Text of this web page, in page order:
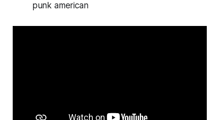
punk american